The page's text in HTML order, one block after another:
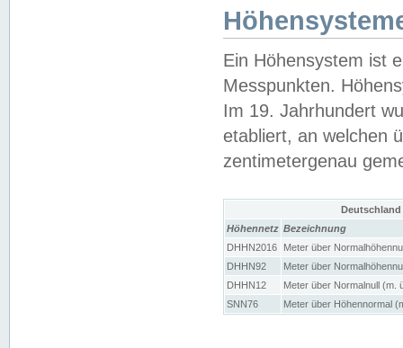
Ein Höhensystem ist
Messpunkten.
Im 19. Jahrhundert
etabliert, an welchen
zentimetergenau
Höhennetz Bezeichnung
DHHN2016
Meter über
DHHN92
Meter über
DHHN12
Meter über Normalnull (m.
SNN76
Meter über Höhennormal